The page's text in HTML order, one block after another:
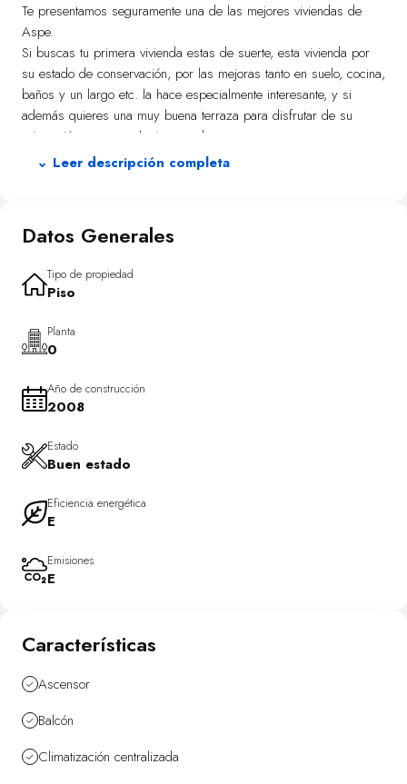
Te presentamos seguramente una de las mejores viviendas de
Aspe.
Si buscas tu primera vivienda estas de suerte, esta vivienda por
su estado de conservación, por las mejoras tanto en suelo, cocina,
baños y un largo etc. la hace especialmente interesante, y si
además quieres una muy buena terraza para disfrutar de su
orientación sur, pues lo tienes todo en uno.
Esta vivienda además dispone de una amplia plaza de
actuales para poder optar.
⌄ Leer descripción completa
Datos Generales
Tipo de propiedad
Piso
Planta
0
Año de construcción
2008
Estado
Buen estado
Eficiencia energética
E
Emisiones
E
Características
Ascensor
Balcón
Climatización centralizada